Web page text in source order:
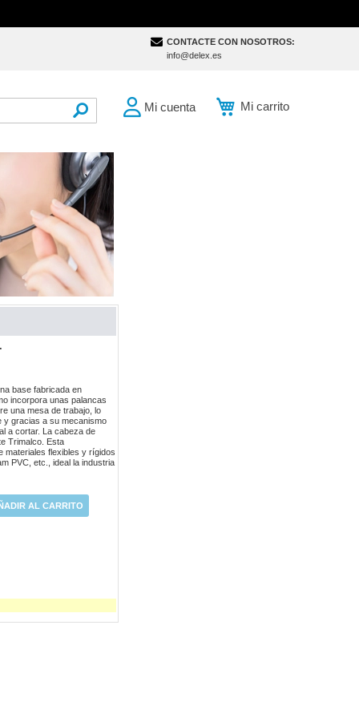
CONTACTE CON NOSOTROS:
info@delex.es
Mi carrito
Mi cuenta
base fabricada en
incorpora unas palancas
una mesa de trabajo, lo
y gracias a su mecanismo
a cortar. La cabeza de
Trimalco. Esta
materiales flexibles y rígidos
PVC, etc., ideal la industria
AL CARRITO